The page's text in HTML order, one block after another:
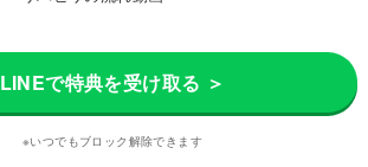
LINEで特典を受け取る ＞
※いつでもブロック解除できます